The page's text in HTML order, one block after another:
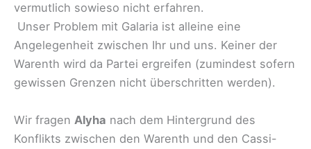
vermutlich sowieso nicht erfahren.
Unser Problem mit Galaria ist alleine eine
Angelegenheit zwischen Ihr und uns. Keiner der
Warenth wird da Partei ergreifen (zumindest sofern
gewissen Grenzen nicht überschritten werden).
Wir fragen Alyha nach dem Hintergrund des
Konflikts zwischen den Warenth und den Cassi-